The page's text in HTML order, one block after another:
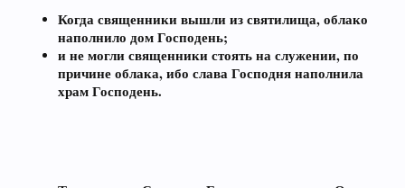
Когда священники вышли из святилища, облако
наполнило дом Господень;
и не могли священники стоять на служении, по
причине облака, ибо слава Господня наполнила
храм Господень.